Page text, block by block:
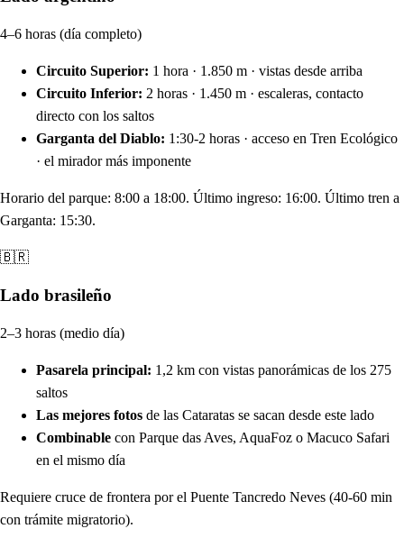
4–6 horas (día completo)
Circuito Superior: 1 hora · 1.850 m · vistas desde arriba
Circuito Inferior: 2 horas · 1.450 m · escaleras, contacto
directo con los saltos
Garganta del Diablo: 1:30-2 horas · acceso en Tren Ecológico
· el mirador más imponente
Horario del parque: 8:00 a 18:00. Último ingreso: 16:00. Último tren a
Garganta: 15:30.
🇧🇷
Lado brasileño
2–3 horas (medio día)
Pasarela principal: 1,2 km con vistas panorámicas de los 275
saltos
Las mejores fotos de las Cataratas se sacan desde este lado
Combinable con Parque das Aves, AquaFoz o Macuco Safari
en el mismo día
Requiere cruce de frontera por el Puente Tancredo Neves (40-60 min
con trámite migratorio).